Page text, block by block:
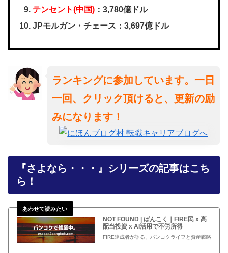
テンセント(中国) ：3,780億ドル
JPモルガン・チェース：3,697億ドル
ランキングに参加しています。一日
一回、クリック頂けると、更新の励
みになります！
『さよなら・・・』シリーズの記事はこち
ら！
NOT FOUND | ばんこく｜FIRE民 x 高
配当投資 x AI活用で不労所得
FIRE達成者が語る、バンコクライフと資産戦略